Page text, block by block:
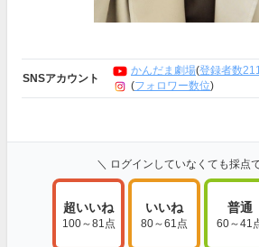
SNSアカウント
かんだま劇場(登録者数
(フォロワー数位)
＼ ログインしていなくても採点
超いいね
100～81点
いいね
80～61点
普通
60～41